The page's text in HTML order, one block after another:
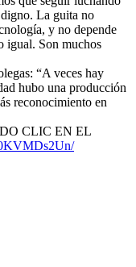
La guita no
y no depende
igual. Son muchos
“A veces hay
hubo una producción
reconocimiento en
CLIC EN EL